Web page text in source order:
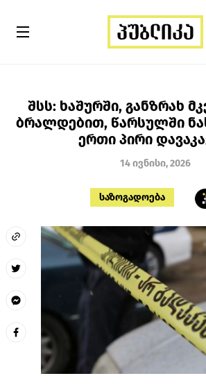
შსს: ხაშურში, განზრახ
ბრალდებით, წარსულში
ერთი პირი
14 ივნისი, 2026
საზოგადოება